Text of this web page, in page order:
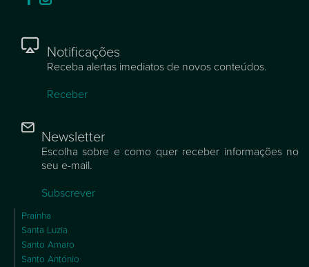
Notificações
Receba alertas imediatos de novos conteúdos.
Receber
Newsletter
Escolha sobre e como quer receber informações no
seu e-mail.
Subscrever
Praínha
Santa Luzia
Santo Amaro
Santo António